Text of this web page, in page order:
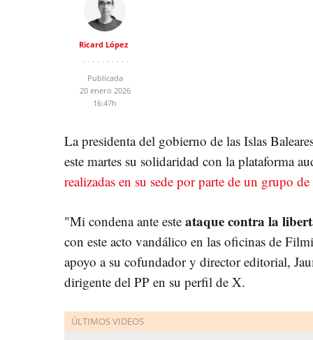
Ricard López
Publicada
20 enero 2026
16:47h
La presidenta del gobierno de las Islas
este martes su solidaridad con la plataforma
realizadas en su sede por parte de un grupo
"Mi condena ante este ataque contra la
con este acto vandálico en las oficinas de
apoyo a su cofundador y director editorial,
dirigente del PP en su perfil de X.